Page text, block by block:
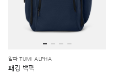
알파 TUMI ALPHA
패킹 백팩